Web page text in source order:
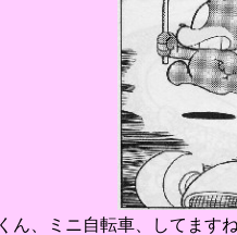
ん、ミニ自転車、してます